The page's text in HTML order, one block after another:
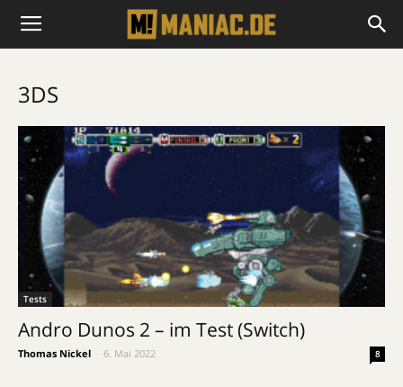
3DS
Tests
Andro Dunos 2 – im Test (Switch)
Thomas Nickel 6. Mai 2022 8